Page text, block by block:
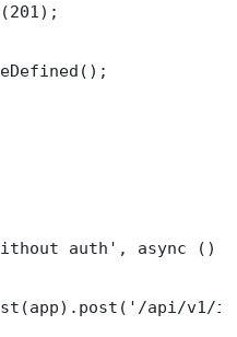
auth', async ()
api/v1/